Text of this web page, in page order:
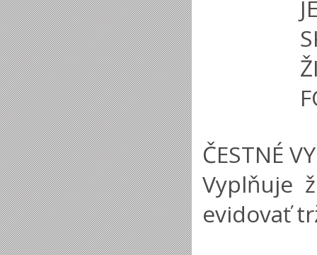
ČESTNÉ
Vyplňuje
evidovať